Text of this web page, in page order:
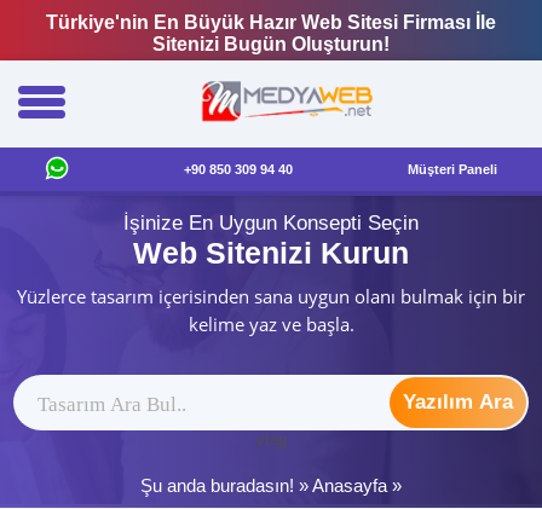
Türkiye'nin En Büyük Hazır Web Sitesi Firması İle
Sitenizi Bugün Oluşturun!
+90 850 309 94 40 Müşteri Paneli
İşinize En Uygun Konsepti Seçin
Web Sitenizi Kurun
Yüzlerce tasarım içerisinden sana uygun olanı bulmak için bir
kelime yaz ve başla.
Yazılım Ara
ytag
Şu anda buradasın! »Anasayfa »